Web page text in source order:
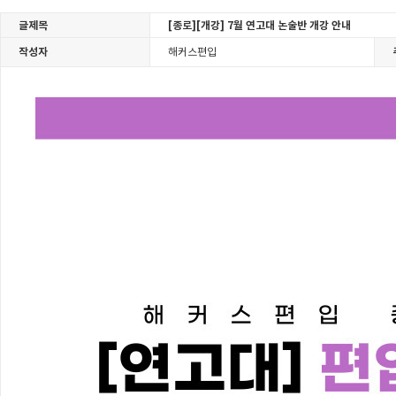
글제목 [종로][개강] 7월 연고대 논술반 개강 안내
작성자 해커스편입